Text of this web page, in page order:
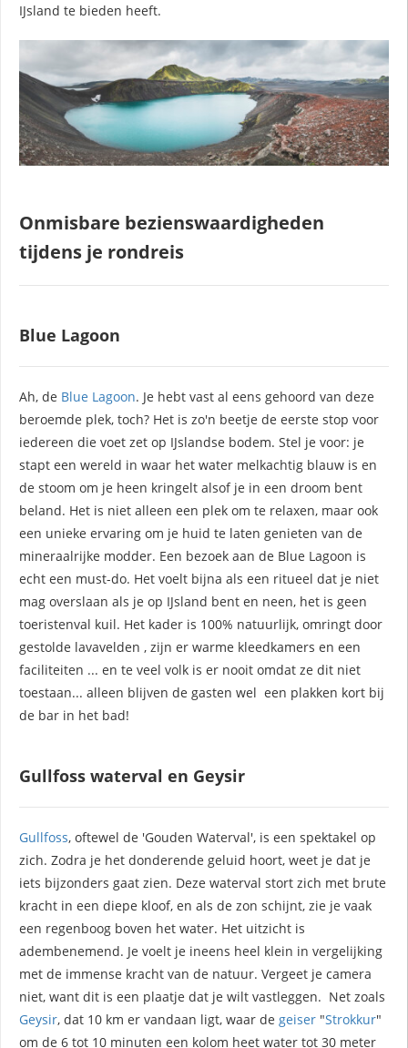
IJsland te bieden heeft.
Onmisbare bezienswaardigheden
tijdens je rondreis
Blue Lagoon
Ah, de Blue Lagoon. Je hebt vast al eens gehoord van deze
beroemde plek, toch? Het is zo'n beetje de eerste stop voor
iedereen die voet zet op IJslandse bodem. Stel je voor: je
stapt een wereld in waar het water melkachtig blauw is en
de stoom om je heen kringelt alsof je in een droom bent
beland. Het is niet alleen een plek om te relaxen, maar ook
een unieke ervaring om je huid te laten genieten van de
mineraalrijke modder. Een bezoek aan de Blue Lagoon is
echt een must-do. Het voelt bijna als een ritueel dat je niet
mag overslaan als je op IJsland bent en neen, het is geen
toeristenval kuil. Het kader is 100% natuurlijk, omringt door
gestolde lavavelden , zijn er warme kleedkamers en een
faciliteiten ... en te veel volk is er nooit omdat ze dit niet
toestaan... alleen blijven de gasten wel een plakken kort bij
de bar in het bad!
Gullfoss waterval en Geysir
Gullfoss, oftewel de 'Gouden Waterval', is een spektakel op
zich. Zodra je het donderende geluid hoort, weet je dat je
iets bijzonders gaat zien. Deze waterval stort zich met brute
kracht in een diepe kloof, en als de zon schijnt, zie je vaak
een regenboog boven het water. Het uitzicht is
adembenemend. Je voelt je ineens heel klein in vergelijking
met de immense kracht van de natuur. Vergeet je camera
niet, want dit is een plaatje dat je wilt vastleggen. Net zoals
Geysir, dat 10 km er vandaan ligt, waar de geiser "Strokkur"
om de 6 tot 10 minuten een kolom heet water tot 30 meter